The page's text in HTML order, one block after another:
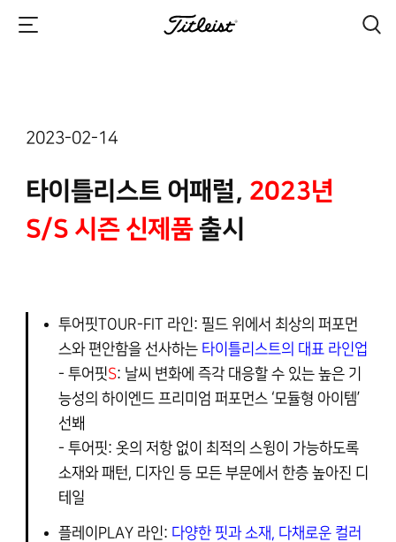
2023-02-14
타이틀리스트 어패럴, 2023년
S/S 시즌 신제품출시
투어핏TOUR-FIT 라인: 필드 위에서 최상의 퍼포먼
스와 편안함을 선사하는 타이틀리스트의 대표 라인업
- 투어핏S: 날씨 변화에 즉각 대응할 수 있는 높은 기
능성의 하이엔드 프리미엄 퍼포먼스 ‘모듈형 아이템’
선봬
- 투어핏: 옷의 저항 없이 최적의 스윙이 가능하도록
소재와 패턴, 디자인 등 모든 부문에서 한층 높아진 디
테일
플레이PLAY 라인: 다양한 핏과 소재, 다채로운 컬러